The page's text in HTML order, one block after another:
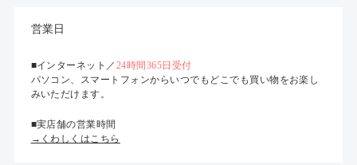
営業日
■インターネット／ 24時間365日受付
パソコン、スマートフォンからいつでもどこでも買い物をお楽し
みいただけます。
■実店舗の営業時間
→くわしくはこちら